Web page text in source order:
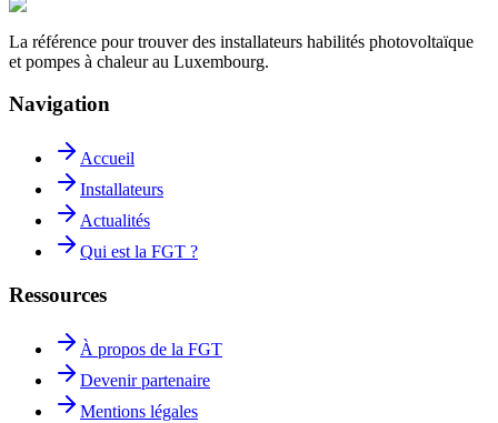
La référence pour trouver des installateurs habilités photovoltaïque
et pompes à chaleur au Luxembourg.
Navigation
Accueil
Installateurs
Actualités
Qui est la FGT ?
Ressources
À propos de la FGT
Devenir partenaire
Mentions légales